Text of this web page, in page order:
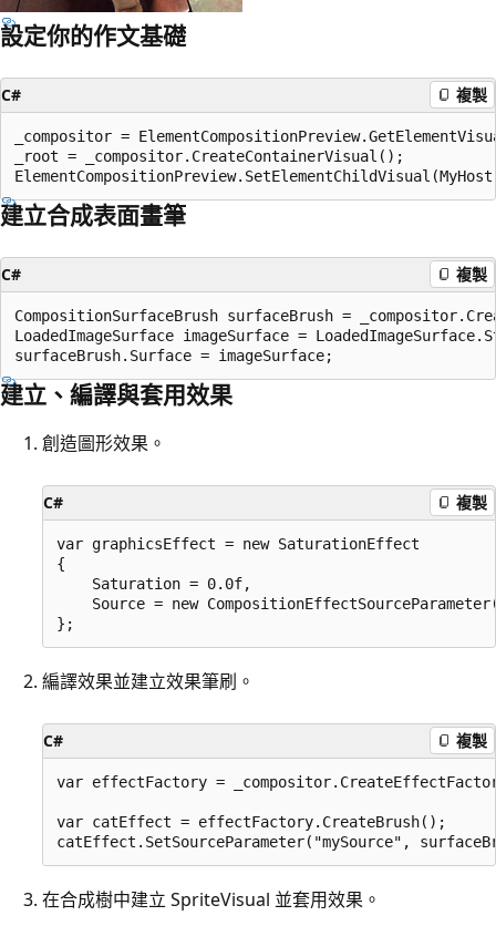
設定你的作文基礎
C# 複製
_compositor =
_root = _compositor.CreateContainerVisual();
建立合成表面畫筆
C# 複製
CompositionSurfaceBrush surfaceBrush =
LoadedImageSurface imageSurface =
建立、編譯與套用效果
創造圖形效果。
C# 複製
var graphicsEffect = new SaturationEffect
{
    Saturation = 0.0f,
Source = new
編譯效果並建立效果筆刷。
C# 複製
var effectFactory =
var catEffect = effectFactory.CreateBrush();
在合成樹中建立 SpriteVisual 並套用效果。